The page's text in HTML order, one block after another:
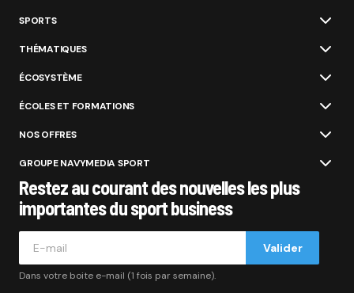
SPORTS
THÉMATIQUES
ÉCOSYSTÈME
ÉCOLES ET FORMATIONS
NOS OFFRES
GROUPE NAVYMEDIA SPORT
Restez au courant des nouvelles les plus
importantes du sport business
Valider
Dans votre boite e-mail (1 fois par semaine).